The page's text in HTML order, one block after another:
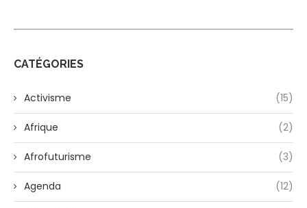
CATÉGORIES
Activisme (15)
Afrique (2)
Afrofuturisme (3)
Agenda (12)